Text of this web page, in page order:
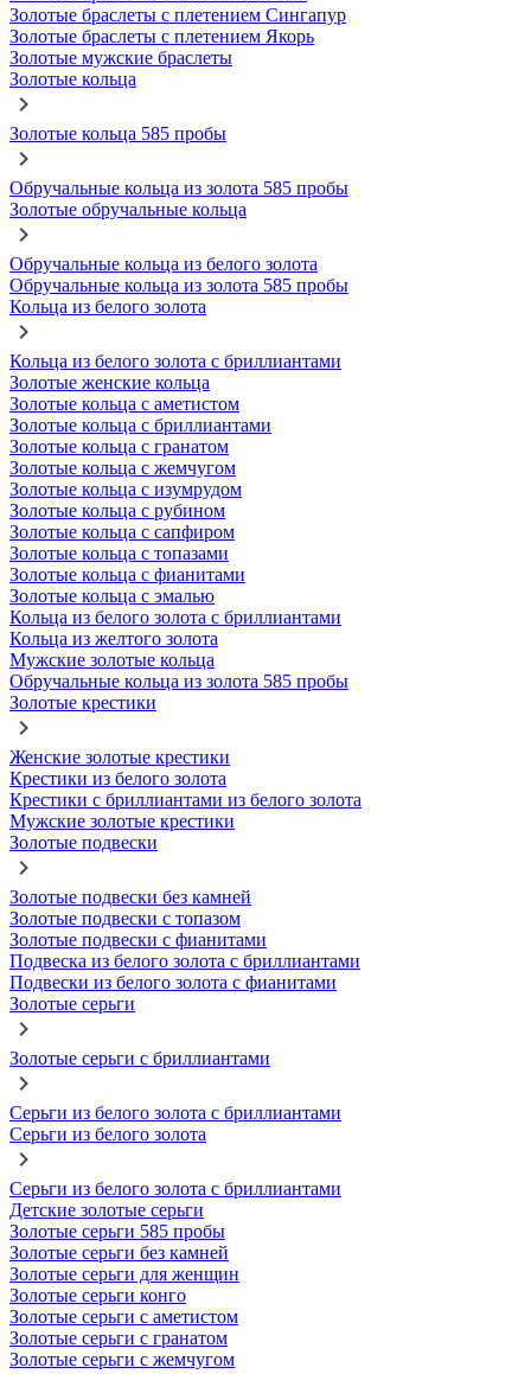
Золотые браслеты с плетением Сингапур
Золотые браслеты с плетением Якорь
Золотые мужские браслеты
Золотые кольца
Золотые кольца 585 пробы
Обручальные кольца из золота 585 пробы
Золотые обручальные кольца
Обручальные кольца из белого золота
Обручальные кольца из золота 585 пробы
Кольца из белого золота
Кольца из белого золота с бриллиантами
Золотые женские кольца
Золотые кольца с аметистом
Золотые кольца с бриллиантами
Золотые кольца с гранатом
Золотые кольца с жемчугом
Золотые кольца с изумрудом
Золотые кольца с рубином
Золотые кольца с сапфиром
Золотые кольца с топазами
Золотые кольца с фианитами
Золотые кольца с эмалью
Кольца из белого золота с бриллиантами
Кольца из желтого золота
Мужские золотые кольца
Обручальные кольца из золота 585 пробы
Золотые крестики
Женские золотые крестики
Крестики из белого золота
Крестики с бриллиантами из белого золота
Мужские золотые крестики
Золотые подвески
Золотые подвески без камней
Золотые подвески с топазом
Золотые подвески с фианитами
Подвеска из белого золота с бриллиантами
Подвески из белого золота с фианитами
Золотые серьги
Золотые серьги с бриллиантами
Серьги из белого золота с бриллиантами
Серьги из белого золота
Серьги из белого золота с бриллиантами
Детские золотые серьги
Золотые серьги 585 пробы
Золотые серьги без камней
Золотые серьги для женщин
Золотые серьги конго
Золотые серьги с аметистом
Золотые серьги с гранатом
Золотые серьги с жемчугом